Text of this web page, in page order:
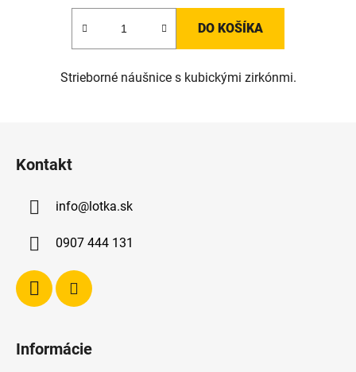
DO KOŠÍKA
Strieborné náušnice s kubickými zirkónmi.
Kontakt
info@lotka.sk
0907 444 131
Informácie